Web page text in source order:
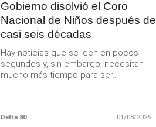
Gobierno disolvió el Coro
Nacional de Niños después de
casi seis décadas
Hay noticias que se leen en pocos
segundos y, sin embargo, necesitan
mucho más tiempo para ser...
Delta 80 01/08/2026